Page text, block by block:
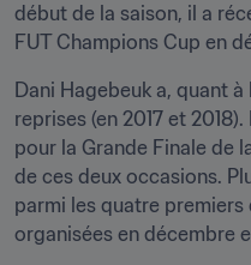
début de la saison, il a
FUT Champions Cup en
Dani Hagebeuk a, quant à
reprises (en 2017 et
pour la Grande Finale de
de ces deux occasions.
parmi les quatre premiers
organisées en décembre